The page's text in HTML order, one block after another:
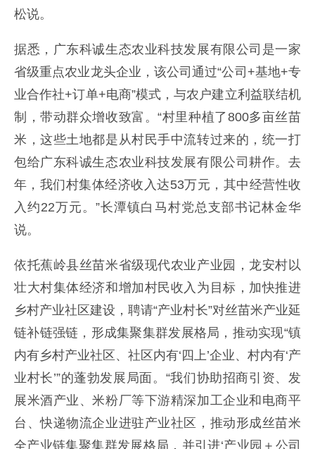
松说。
据悉，广东科诚生态农业科技发展有限公司是一家
省级重点农业龙头企业，该公司通过“公司+基地+专
业合作社+订单+电商”模式，与农户建立利益联结机
制，带动群众增收致富。“村里种植了800多亩丝苗
米，这些土地都是从村民手中流转过来的，统一打
包给广东科诚生态农业科技发展有限公司耕作。去
年，我们村集体经济收入达53万元，其中经营性收
入约22万元。”长潭镇白马村党总支部书记林金华
说。
依托蕉岭县丝苗米省级现代农业产业园，龙安村以
壮大村集体经济和增加村民收入为目标，加快推进
乡村产业社区建设，聘请“产业村长”对丝苗米产业延
链补链强链，形成集聚集群发展格局，推动实现“镇
内有乡村产业社区、社区内有‘四上’企业、村内有‘产
业村长’”的蓬勃发展局面。“我们协助招商引资、发
展米酒产业、米粉厂等下游精深加工企业和电商平
台、快递物流企业进驻产业社区，推动形成丝苗米
全产业链集聚集群发展格局，并引进‘产业园＋公司